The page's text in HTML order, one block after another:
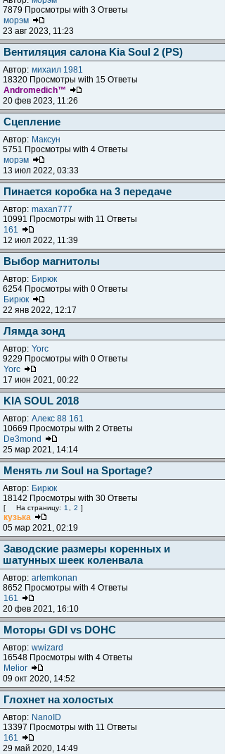
7879 Просмотры with 3 Ответы
морэм
23 авг 2023, 11:23
Вентиляция салона Kia Soul 2 (PS)
Автор: михаил 1981
18320 Просмотры with 15 Ответы
Andromedich™
20 фев 2023, 11:26
Сцепление
Автор: Максун
5751 Просмотры with 4 Ответы
морэм
13 июл 2022, 03:33
Пинается коробка на 3 передаче
Автор: maxan777
10991 Просмотры with 11 Ответы
161
12 июл 2022, 11:39
Выбор магнитолы
Автор: Бирюк
6254 Просмотры with 0 Ответы
Бирюк
22 янв 2022, 12:17
Лямда зонд
Автор: Yorc
9229 Просмотры with 0 Ответы
Yorc
17 июн 2021, 00:22
KIA SOUL 2018
Автор: Алекс 88 161
10669 Просмотры with 2 Ответы
De3mond
25 мар 2021, 14:14
Менять ли Soul на Sportage?
Автор: Бирюк
18142 Просмотры with 30 Ответы
[ На страницу: 1 2 ]
кузька
05 мар 2021, 02:19
Заводские размеры коренных и
шатунных шеек коленвала
Автор: artemkonan
8652 Просмотры with 4 Ответы
161
20 фев 2021, 16:10
Моторы GDI vs DOHC
Автор: wwizard
16548 Просмотры with 4 Ответы
Melior
09 окт 2020, 14:52
Глохнет на холостых
Автор: NanoID
13397 Просмотры with 11 Ответы
161
29 май 2020, 14:49